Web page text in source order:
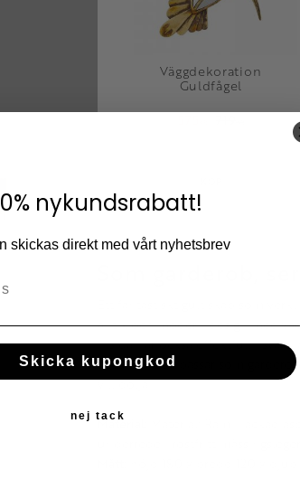
Väggdekoration
Guldfågel
Som garderob,
Ett fantastiskt gult skåp som
antik och modern design med
Insidan är också effektfull i svart
bredden och passar som
vill dölja.
Material:
Material: Ram i lackad
underrede i rostfritt
höjd 180 x bredd 120 x
nykundsrabatt!
skickas direkt med vårt nyhetsbrev
Skicka kupongkod
nej tack